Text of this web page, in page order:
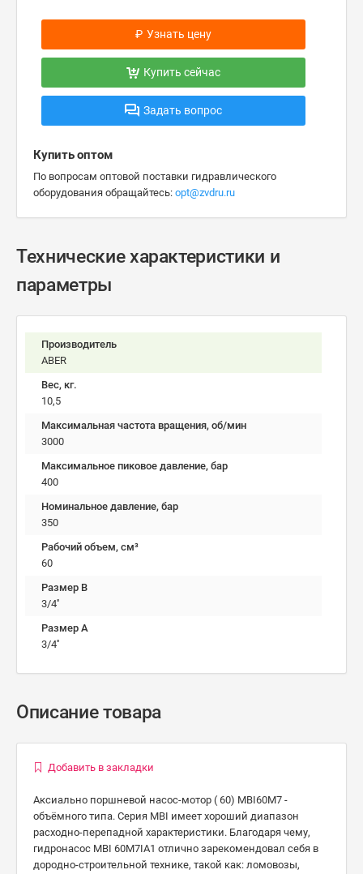
₽ Узнать цену
Купить сейчас
Задать вопрос
Купить оптом
По вопросам оптовой поставки гидравлического
оборудования обращайтесь: opt@zvdru.ru
Технические характеристики и
параметры
Производитель
ABER
Вес, кг.
10,5
Максимальная частота вращения, об/мин
3000
Максимальное пиковое давление, бар
400
Номинальное давление, бар
350
Рабочий объем, см³
60
Размер B
3/4''
Размер А
3/4''
Описание товара
Добавить в закладки
Аксиально поршневой насос-мотор ( 60) MBI60М7 -
объёмного типа. Серия MBI имеет хороший диапазон
расходно-перепадной характеристики. Благодаря чему,
гидронасос MBI 60М7IA1 отлично зарекомендовал себя в
дородно-строительной технике, такой как: ломовозы,